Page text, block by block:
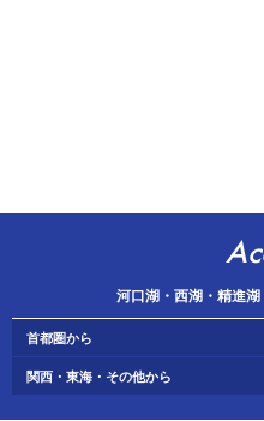
河口湖・西湖・精進
首都圏から
関西・東海・その他から